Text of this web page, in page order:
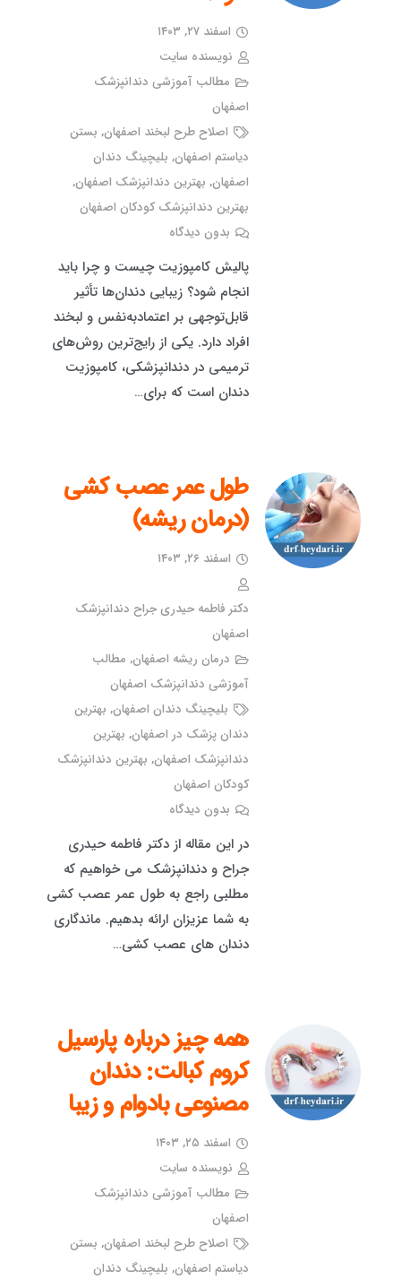
اسفند ۲۷, ۱۴۰۳
نویسنده سایت
مطالب آموزشی دندانپزشک
اصفهان
اصلاح طرح لبخند اصفهان, بستن
دیاستم اصفهان, بلیچینگ دندان
اصفهان, بهترین دندانپزشک اصفهان,
بهترین دندانپزشک کودکان اصفهان
بدون دیدگاه
پالیش کامپوزیت چیست و چرا باید
انجام شود؟ زیبایی دندان‌ها تأثیر
قابل‌توجهی بر اعتمادبه‌نفس و لبخند
افراد دارد. یکی از رایج‌ترین روش‌های
ترمیمی در دندانپزشکی، کامپوزیت
دندان است که برای…
طول عمر عصب کشی
(درمان ریشه)
اسفند ۲۶, ۱۴۰۳
دکتر فاطمه حیدری جراح دندانپزشک
اصفهان
درمان ریشه اصفهان, مطالب
آموزشی دندانپزشک اصفهان
بلیچینگ دندان اصفهان, بهترین
دندان پزشک در اصفهان, بهترین
دندانپزشک اصفهان, بهترین دندانپزشک
کودکان اصفهان
بدون دیدگاه
در این مقاله از دکتر فاطمه حیدری
جراح و دندانپزشک می خواهیم که
مطلبی راجع به طول عمر عصب کشی
به شما عزیزان ارائه بدهیم. ماندگاری
دندان های عصب کشی…
همه چیز درباره پارسیل
کروم کبالت: دندان
مصنوعی بادوام و زیبا
اسفند ۲۵, ۱۴۰۳
نویسنده سایت
مطالب آموزشی دندانپزشک
اصفهان
اصلاح طرح لبخند اصفهان, بستن
دیاستم اصفهان, بلیچینگ دندان